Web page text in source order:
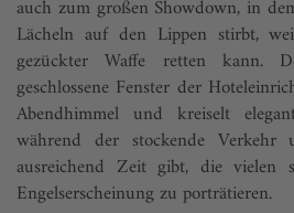
auch zum großen Showdown, in
Lächeln auf den Lippen stirbt,
gezückter Waffe retten kann.
geschlossene Fenster der
Abendhimmel und kreiselt
während der stockende
ausreichend Zeit gibt, die vielen
Engelserscheinung zu porträtieren.